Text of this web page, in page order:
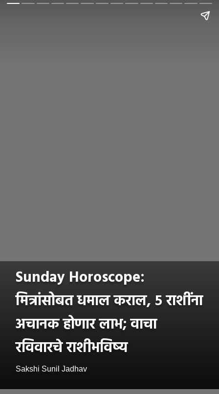
Sunday Horoscope:
मित्रांसोबत धमाल कराल, ५ राशींना
अचानक होणार लाभ; वाचा
रविवारचे राशीभविष्य
Sakshi Sunil Jadhav